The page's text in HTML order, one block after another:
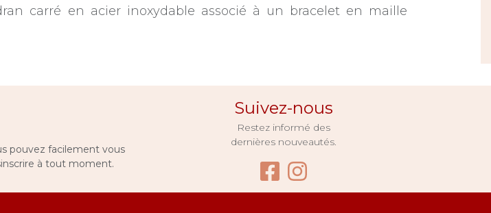
carré en acier inoxydable associé à un bracelet en maille
pouvez facilement vous
à tout moment.
Suivez-nous
Restez informé des
dernières nouveautés.
Facebook Bijouterie